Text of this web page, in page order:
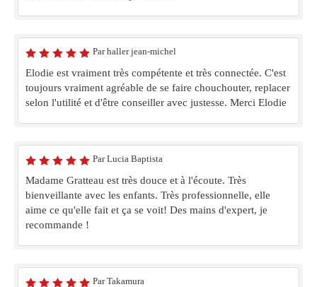
Par haller jean-michel
Elodie est vraiment très compétente et très connectée. C'est
toujours vraiment agréable de se faire chouchouter, replacer
selon l'utilité et d'être conseiller avec justesse. Merci Elodie
Par Lucia Baptista
Madame Gratteau est très douce et à l'écoute. Très
bienveillante avec les enfants. Très professionnelle, elle
aime ce qu'elle fait et ça se voit! Des mains d'expert, je
recommande !
Par Takamura